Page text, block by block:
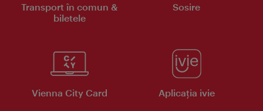
Transport în comun &
biletele
Sosire
Vienna City Card Aplicaţia ivie